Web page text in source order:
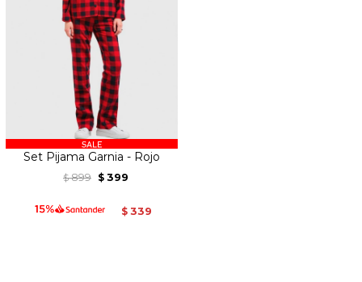
Set Pijama Garnia - Rojo
$ 899 $ 399
$ 339